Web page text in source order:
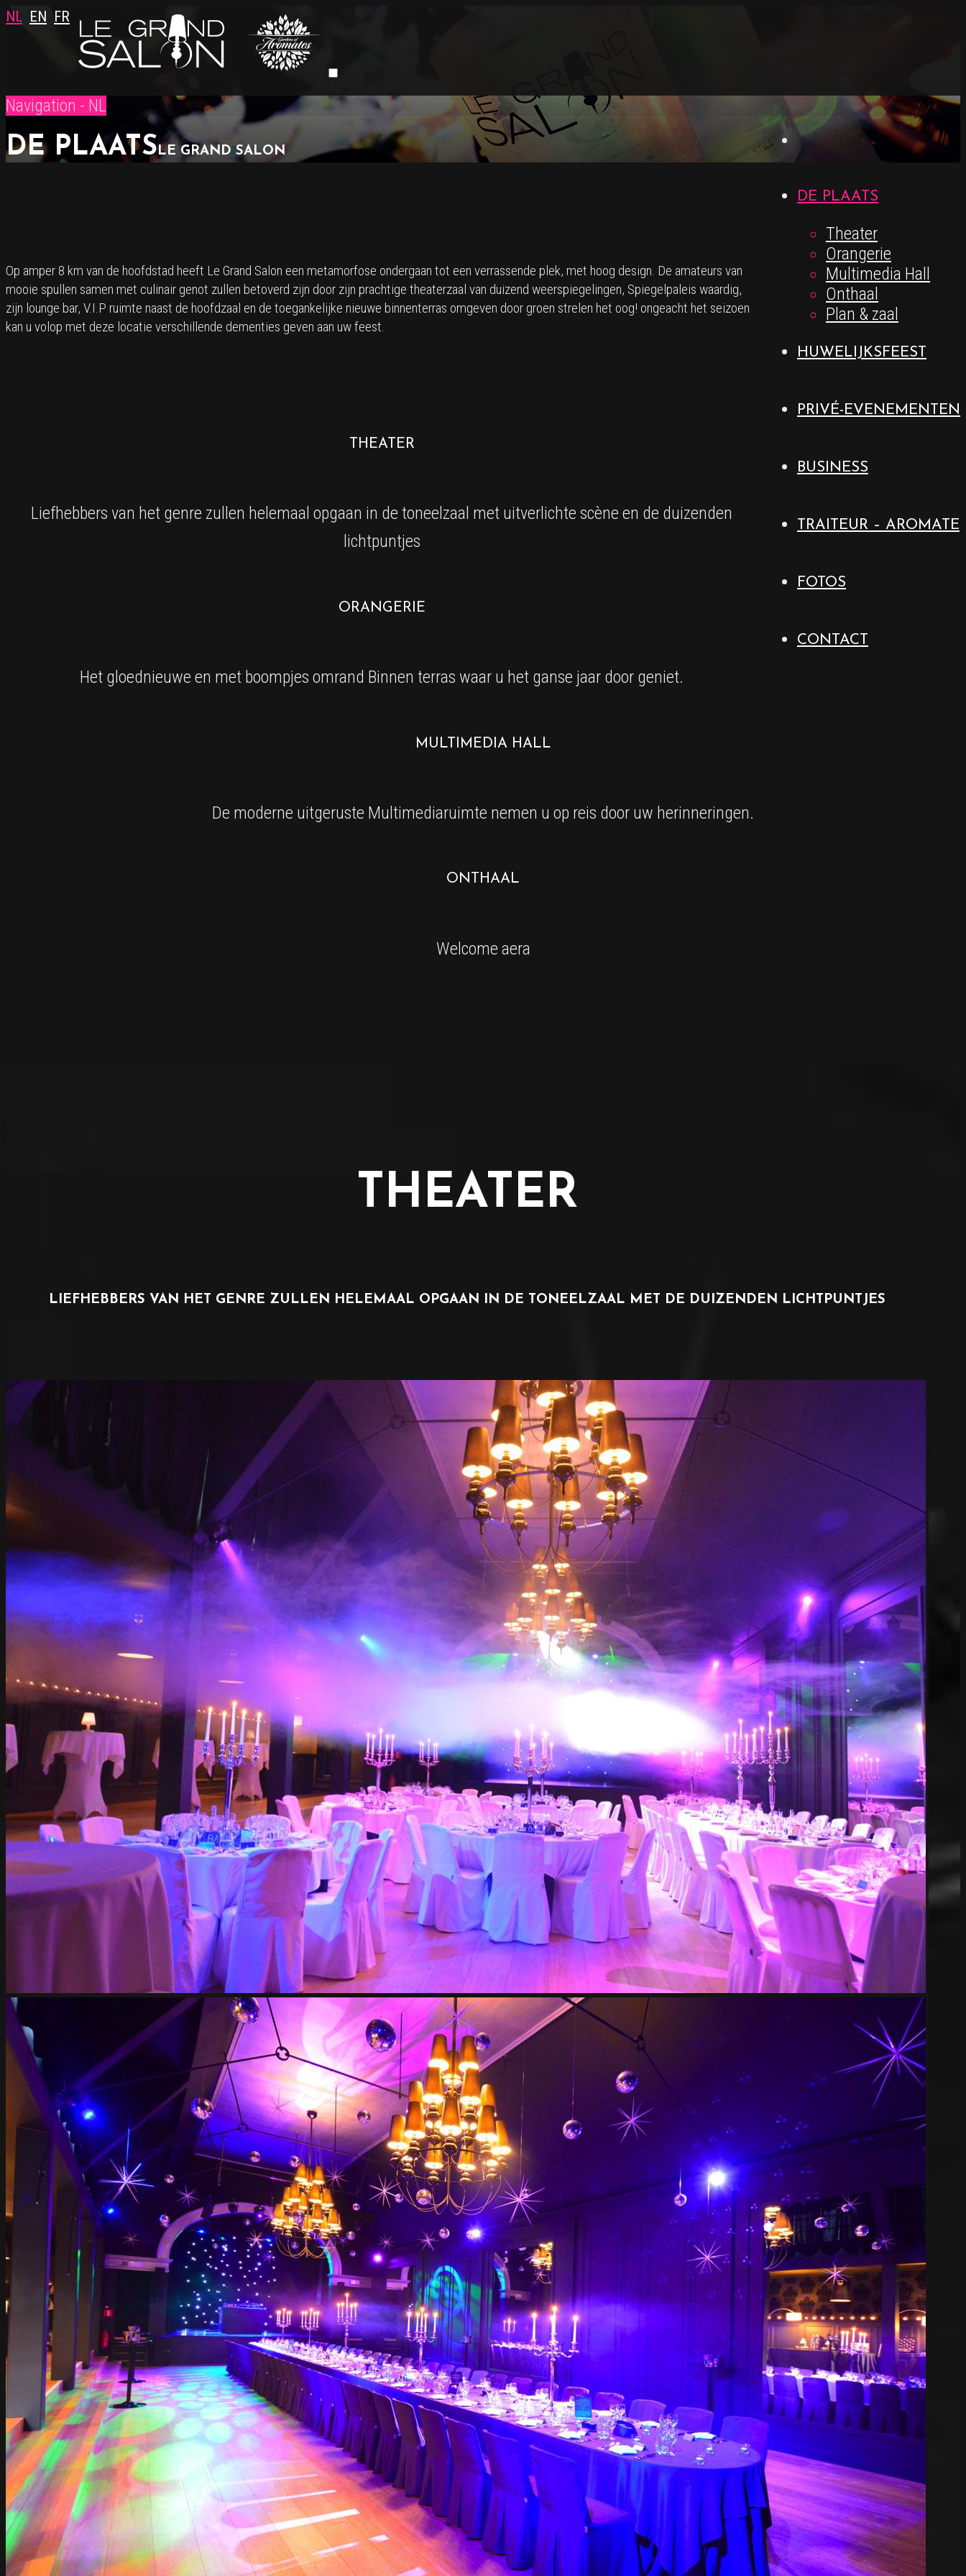
NL EN FR
DE PLAATS
Theater
Orangerie
Multimedia Hall
Onthaal
Plan & zaal
HUWELIJKSFEEST
PRIVÉ-EVENEMENTEN
BUSINESS
TRAITEUR – AROMATE
FOTOS
CONTACT
Navigation - NL
DE PLAATSLE GRAND SALON
Op amper 8 km van de hoofdstad heeft Le Grand Salon een metamorfose ondergaan tot een verrassende plek, met hoog design. De amateurs van
mooie spullen samen met culinair genot zullen betoverd zijn door zijn prachtige theaterzaal van duizend weerspiegelingen, Spiegelpaleis waardig,
zijn lounge bar, V.I.P ruimte naast de hoofdzaal en de toegankelijke nieuwe binnenterras omgeven door groen strelen het oog! ongeacht het seizoen
kan u volop met deze locatie verschillende dementies geven aan uw feest.
THEATER
Liefhebbers van het genre zullen helemaal opgaan in de toneelzaal met uitverlichte scène en de duizenden
lichtpuntjes
ORANGERIE
Het gloednieuwe en met boompjes omrand Binnen terras waar u het ganse jaar door geniet.
MULTIMEDIA HALL
De moderne uitgeruste Multimediaruimte nemen u op reis door uw herinneringen.
ONTHAAL
Welcome aera
THEATER
LIEFHEBBERS VAN HET GENRE ZULLEN HELEMAAL OPGAAN IN DE TONEELZAAL MET DE DUIZENDEN LICHTPUNTJES